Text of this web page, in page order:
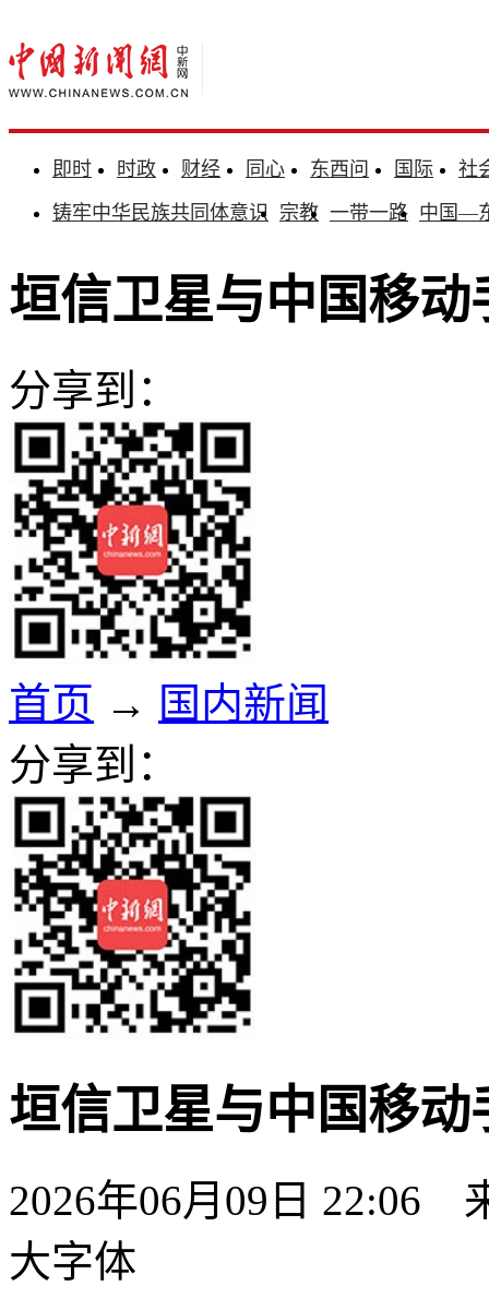
即时 时政 财经 同心 东西问 国际
社
铸牢中华民族共同体意识 宗教 一带一路 中国—
垣信卫星与中国移
分享到：
首页 → 国内新闻
分享到：
垣信卫星与中国移
2026年06月09日 22:06
大字体